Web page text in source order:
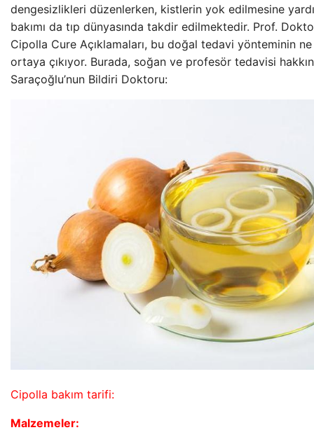
dengesizlikleri düzenlerken, kistlerin yok edilmesine
bakımı da tıp dünyasında takdir edilmektedir. Prof.
Cipolla Cure Açıklamaları, bu doğal tedavi yönteminin
ortaya çıkıyor. Burada, soğan ve profesör tedavisi
Saraçoğlu’nun Bildiri Doktoru:
Cipolla bakım tarifi:
Malzemeler: